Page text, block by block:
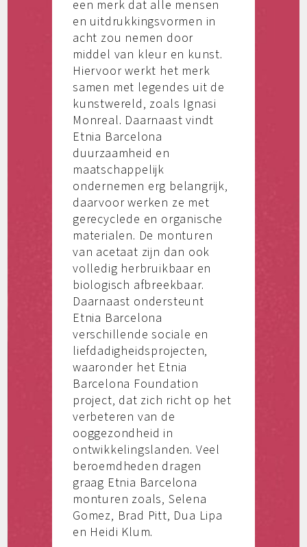
een merk dat alle mensen
en uitdrukkingsvormen in
acht zou nemen door
middel van kleur en kunst.
Hiervoor werkt het merk
samen met legendes uit de
kunstwereld, zoals Ignasi
Monreal. Daarnaast vindt
Etnia Barcelona
duurzaamheid en
maatschappelijk
ondernemen erg belangrijk,
daarvoor werken ze met
gerecyclede en organische
materialen. De monturen
van acetaat zijn dan ook
volledig herbruikbaar en
biologisch afbreekbaar.
Daarnaast ondersteunt
Etnia Barcelona
verschillende sociale en
liefdadigheidsprojecten,
waaronder het Etnia
Barcelona Foundation
project, dat zich richt op het
verbeteren van de
ooggezondheid in
ontwikkelingslanden. Veel
beroemdheden dragen
graag Etnia Barcelona
monturen zoals, Selena
Gomez, Brad Pitt, Dua Lipa
en Heidi Klum.